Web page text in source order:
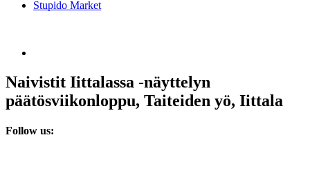
Stupido Market
Naivistit Iittalassa -näyttelyn
päätösviikonloppu, Taiteiden yö, Iittala
Follow us: